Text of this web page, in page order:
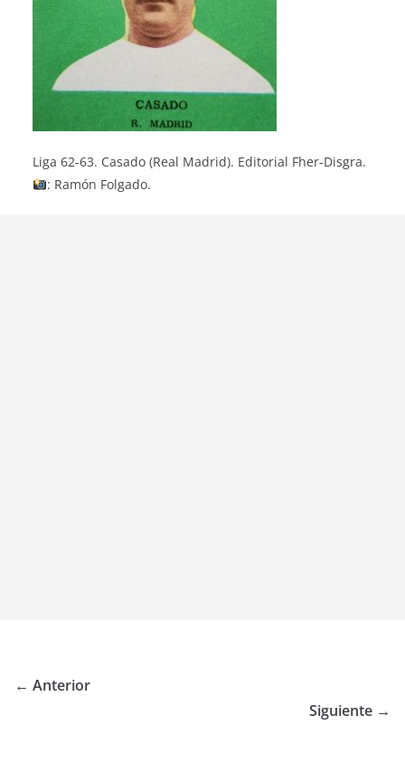
Liga 62-63. Casado (Real Madrid). Editorial Fher-Disgra.
: Ramón Folgado.
← Anterior
Siguiente →